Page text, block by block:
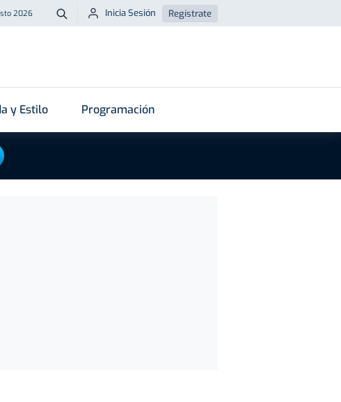
2026 Buscar
Inicia Sesión Regístrate
y Estilo Programación